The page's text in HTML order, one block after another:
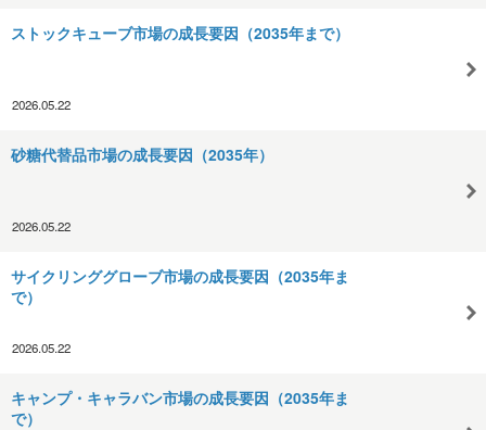
ストックキューブ市場の成長要因（2035年まで）
2026.05.22
砂糖代替品市場の成長要因（2035年）
2026.05.22
サイクリンググローブ市場の成長要因（2035年ま
で）
2026.05.22
キャンプ・キャラバン市場の成長要因（2035年ま
で）